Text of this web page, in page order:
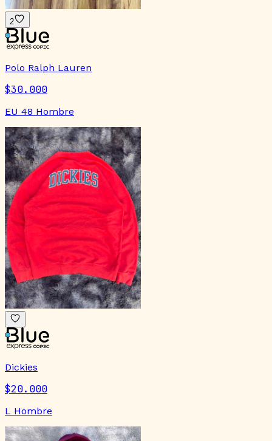
2
Polo Ralph Lauren
$30.000
EU 48 Hombre
Dickies
$20.000
L Hombre